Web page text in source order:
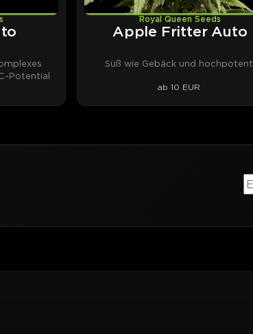
Potential
Royal Queen Seeds
Apple Fritter Auto
Süß wie Gebäck und hochpotent.
ab 10 EUR